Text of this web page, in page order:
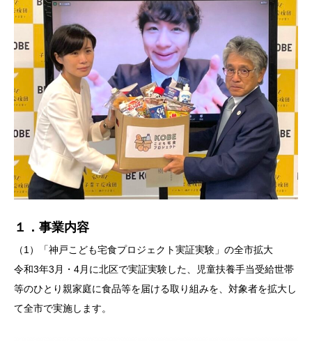
１．事業内容
（1）「神戸こども宅食プロジェクト実証実験」の全市拡大
令和3年3月・4月に北区で実証実験した、児童扶養手当受給世帯
等のひとり親家庭に食品等を届ける取り組みを、対象者を拡大し
て全市で実施します。